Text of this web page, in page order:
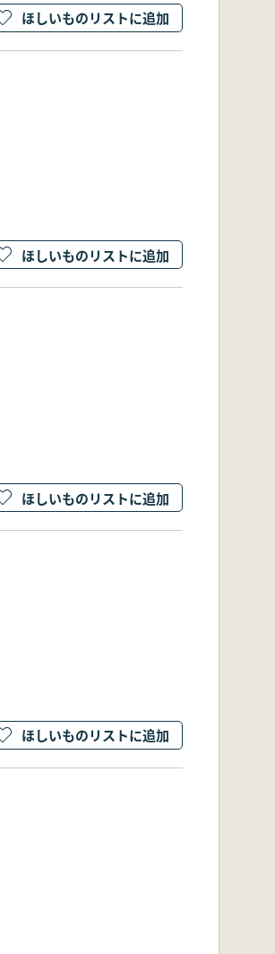
ほしいものリストに追加
ほしいものリストに追加
ほしいものリストに追加
ほしいものリストに追加